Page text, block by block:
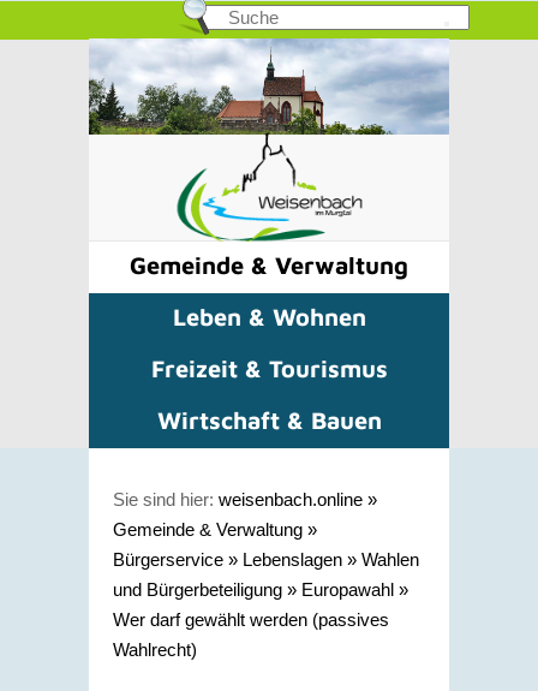
Gemeinde & Verwaltung
Leben & Wohnen
Freizeit & Tourismus
Wirtschaft & Bauen
Sie sind hier: weisenbach.online »
Gemeinde & Verwaltung »
Bürgerservice » Lebenslagen » Wahlen
und Bürgerbeteiligung » Europawahl »
Wer darf gewählt werden (passives
Wahlrecht)